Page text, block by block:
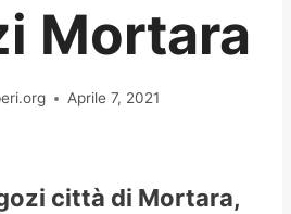
Mortara
Aprile 7, 2021
città di Mortara,